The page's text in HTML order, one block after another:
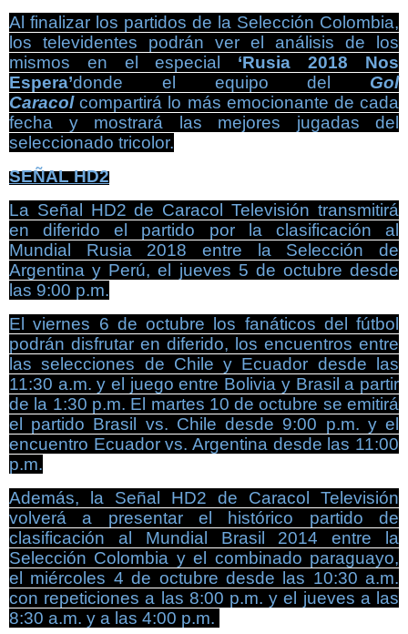
Al finalizar los partidos de la Selección Colombia,
los televidentes podrán ver el análisis de los
mismos en el especial ‘Rusia 2018 Nos
Espera’donde el equipo del Gol
Caracolcompartirá lo más emocionante de cada
fecha y mostrará las mejores jugadas del
seleccionado tricolor.
SEÑAL HD2
La Señal HD2 de Caracol Televisión transmitirá
en diferido el partido por la clasificación al
Mundial Rusia 2018 entre la Selección de
Argentina y Perú, el jueves 5 de octubre desde
las 9:00 p.m.
El viernes 6 de octubre los fanáticos del fútbol
podrán disfrutar en diferido, los encuentros entre
las selecciones de Chile y Ecuador desde las
11:30 a.m. y el juego entre Bolivia y Brasil a partir
de la 1:30 p.m. El martes 10 de octubre se emitirá
el partido Brasil vs. Chile desde 9:00 p.m. y el
encuentro Ecuador vs. Argentina desde las 11:00
p.m.
Además, la Señal HD2 de Caracol Televisión
volverá a presentar el histórico partido de
clasificación al Mundial Brasil 2014 entre la
Selección Colombia y el combinado paraguayo,
el miércoles 4 de octubre desde las 10:30 a.m.
con repeticiones a las 8:00 p.m. y el jueves a las
8:30 a.m. y a las 4:00 p.m.